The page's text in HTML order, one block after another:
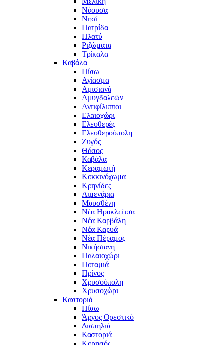
Νάουσα
Νησί
Πατρίδα
Πλατύ
Ριζώματα
Τρίκαλα
Καβάλα
Πίσω
Αγίασμα
Αμισιανά
Αμυγδαλεών
Αντιφίλιπποι
Ελαιοχώρι
Ελευθερές
Ελευθερούπολη
Ζυγός
Θάσος
Καβάλα
Κεραμωτή
Κοκκινόχωμα
Κρηνίδες
Λιμενάρια
Μουσθένη
Νέα Ηρακλείτσα
Νέα Καρβάλη
Νέα Καρυά
Νέα Πέραμος
Νικήσιανη
Παλαιοχώρι
Ποταμιά
Πρίνος
Χρυσούπολη
Χρυσοχώρι
Καστοριά
Πίσω
Άργος Ορεστικό
Δισπηλιό
Καστοριά
Κορησός